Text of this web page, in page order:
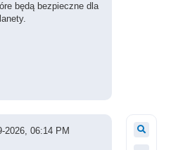
będą bezpieczne dla
2026, 06:14 PM